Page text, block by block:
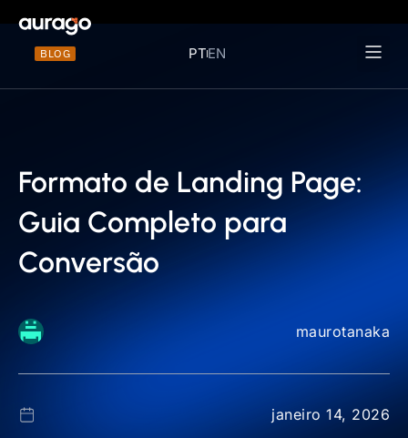
BLOG PTEN
Formato de Landing Page:
Guia Completo para
Conversão
maurotanaka
janeiro 14, 2026